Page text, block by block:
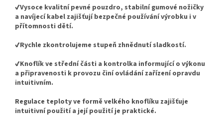
✔️Vysoce kvalitní pevné pouzdro, stabilní gumové nožičky
a navíjecí kabel zajišťují bezpečné používání výrobku i v
přítomnosti dětí.
✔️Rychle zkontrolujeme stupeň zhnědnutí sladkostí.
✔️Knoflík ve střední části a kontrolka informující o výkonu
a připravenosti k provozu činí ovládání zařízení opravdu
intuitivním.
Regulace teploty ve formě velkého knoflíku zajišťuje
intuitivní použití a její použití je praktické.